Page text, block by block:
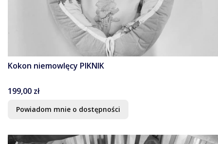
Kokon niemowlęcy PIKNIK
Cena
199,00 zł
Powiadom mnie o dostępności